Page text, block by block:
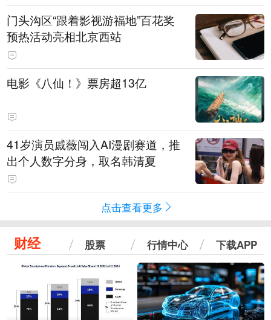
门头沟区“跟着影视游福地”百花奖
预热活动亮相北京西站
电影《八仙！》票房超13亿
41岁演员戚薇闯入AI漫剧赛道，推
出个人数字分身，取名韩清夏
点击查看更多
财经 股票 行情中心 下载APP